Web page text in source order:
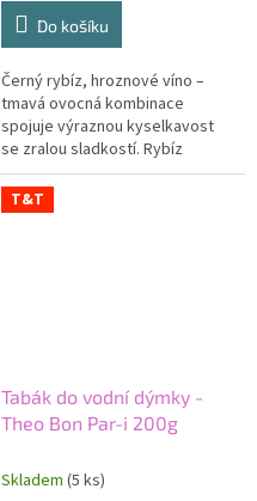
Do košíku
Černý rybíz, hroznové víno –
tmavá ovocná kombinace
spojuje výraznou kyselkavost
se zralou sladkostí. Rybíz
přináší živý a hluboký bobulový
tón. Hrozny směs zakulacují a...
T&T
Tabák do vodní dýmky -
Theo Bon Par-i 200g
Skladem (5 ks)